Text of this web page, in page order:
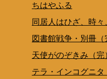
ちはやふる
同居人はひざ、時々
図書館戦争・別冊（
天使がのぞきみ（完
テラ・インコグニタ